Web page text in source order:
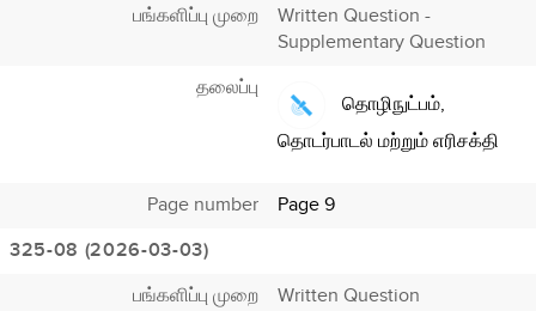
பங்களிப்பு முறை
Written Question -
Supplementary Question
தலைப்பு
தொழிநுட்பம்,
தொடர்பாடல் மற்றும் எரிசக்தி
Page number
Page 9
325-08 (2026-03-03)
பங்களிப்பு முறை
Written Question